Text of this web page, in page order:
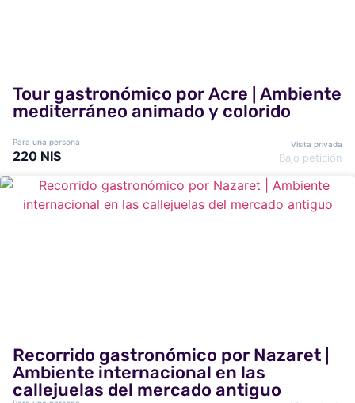
Tour gastronómico por Acre | Ambiente
mediterráneo animado y colorido
Para una persona
220 NIS
Visita privada
Bajo petición
Recorrido gastronómico por Nazaret |
Ambiente internacional en las
callejuelas del mercado antiguo